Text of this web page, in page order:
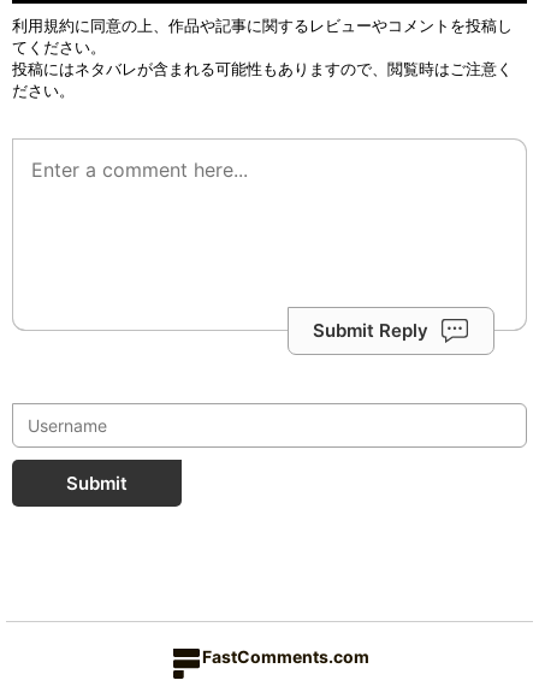
利用規約に同意の上、作品や記事に関するレビューやコメントを投稿し
てください。
投稿にはネタバレが含まれる可能性もありますので、閲覧時はご注意く
ださい。
Submit Reply
Submit
FastComments.com